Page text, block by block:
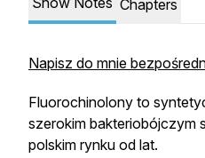
Chapters
Napisz do mnie
Fluorochinolony to
szerokim bakteriobójczym
polskim rynku od lat.